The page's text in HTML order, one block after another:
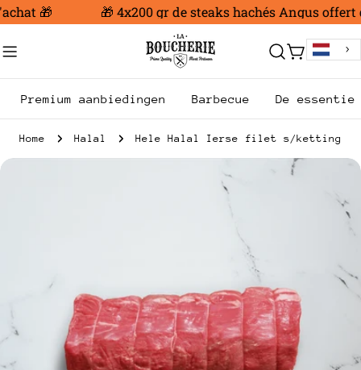
Ga
inhoud
🎁 🎁 4x200 gr de steaks hachés Angus offert
Trolley
Premium aanbiedingen Barbecue De essentie
Home Halal Hele Halal Ierse filet s/ketting
Ga
media 0 in modale modus